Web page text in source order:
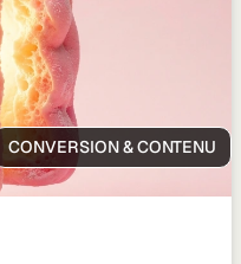
CONVERSION & CONTENU